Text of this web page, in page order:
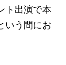
ト出演で本
いう間にお